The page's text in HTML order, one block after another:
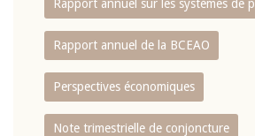
Rapport annuel sur les systèmes de
Rapport annuel de la BCEAO
Perspectives économiques
Note trimestrielle de conjoncture